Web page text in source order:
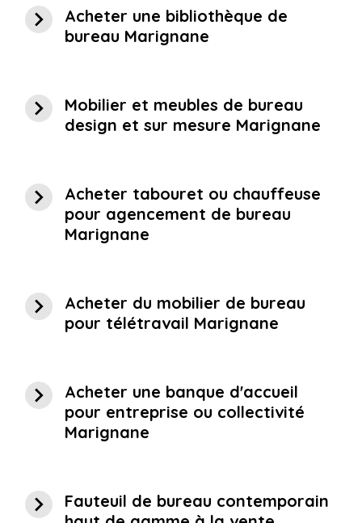
navigate_next
Acheter une bibliothèque de
bureau Marignane
navigate_next
Mobilier et meubles de bureau
design et sur mesure Marignane
navigate_next
Acheter tabouret ou chauffeuse
pour agencement de bureau
Marignane
navigate_next
Acheter du mobilier de bureau
pour télétravail Marignane
navigate_next
Acheter une banque d'accueil
pour entreprise ou collectivité
Marignane
navigate_next
Fauteuil de bureau contemporain